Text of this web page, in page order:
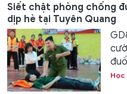
Siết chặt phòng chống
dịp hè tại Tuyên Quang
Học